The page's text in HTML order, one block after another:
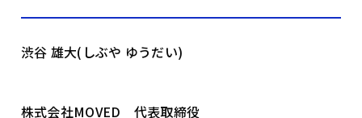
渋谷 雄大(しぶや ゆうだい)
株式会社MOVED 代表取締役